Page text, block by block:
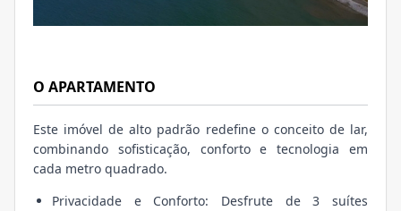
O APARTAMENTO
Este imóvel de alto padrão redefine o conceito de lar,
combinando sofisticação, conforto e tecnologia em
cada metro quadrado.
Privacidade e Conforto: Desfrute de 3 suítes